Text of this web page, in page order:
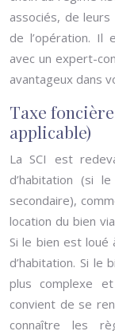
associés, de
de l’opération. Il
avec un expert-
avantageux dans
Taxe
applicable)
La SCI est
d’habitation (si
secondaire),
location du bien
Si le bien est
d’habitation. Si le
plus complexe
convient de se
connaître les